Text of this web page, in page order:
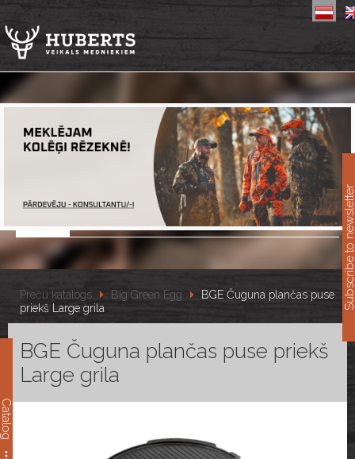
Catalog
Preču katalogs Big Green Egg
BGE Čuguna plančas puse
priekš Large grila
BGE Čuguna plančas puse priekš
Large grila
Subscribe